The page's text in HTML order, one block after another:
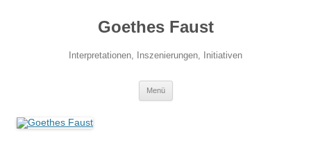
Goethes Faust
Interpretationen, Inszenierungen, Initiativen
Menü